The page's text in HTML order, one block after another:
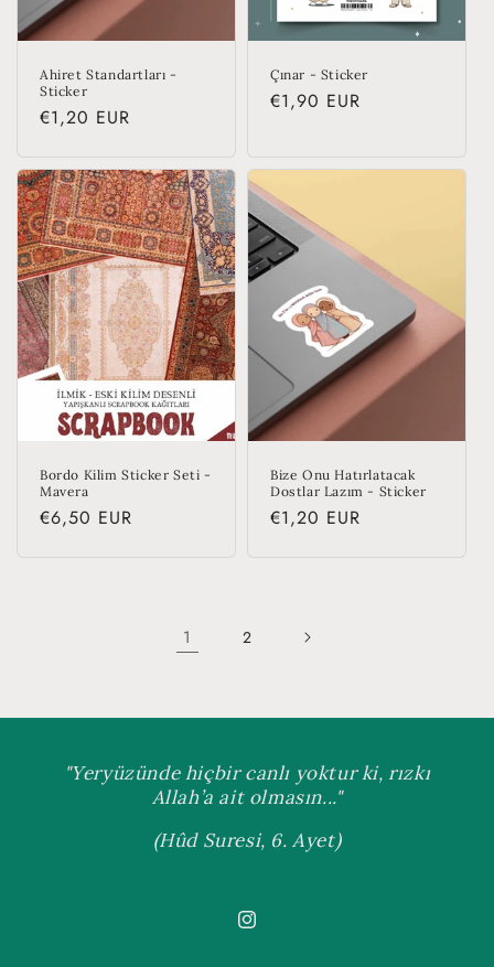
Ahiret Standartları -
Sticker
Regular
€1,20 EUR
Çınar - Sticker
Regular
€1,90 EUR
Bordo Kilim Sticker Seti -
Mavera
Regular
€6,50 EUR
Bize Onu Hatırlatacak
Dostlar Lazım - Sticker
Regular
€1,20 EUR
1 2
"Yeryüzünde hiçbir canlı yoktur ki, rızkı
Allah’a ait olmasın..."
(Hûd Suresi, 6. Ayet)
Instagram